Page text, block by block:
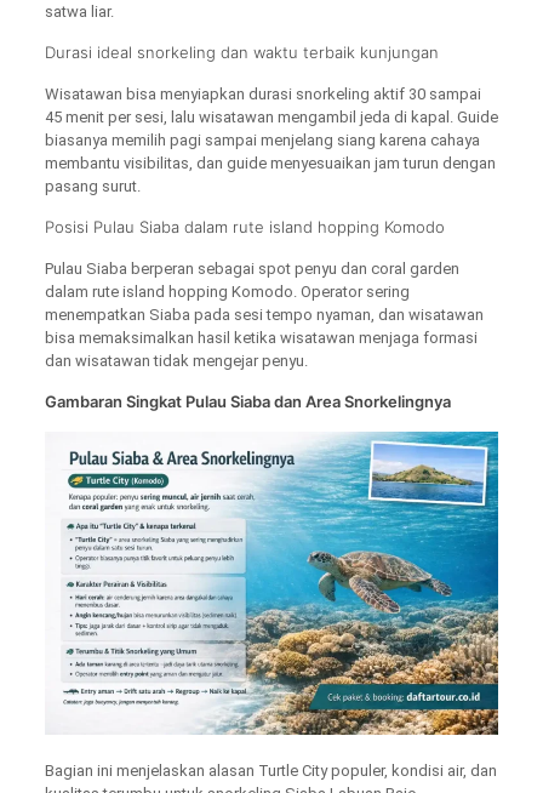
satwa liar.
Durasi ideal snorkeling dan waktu terbaik kunjungan
Wisatawan bisa menyiapkan durasi snorkeling aktif 30 sampai
45 menit per sesi, lalu wisatawan mengambil jeda di kapal. Guide
biasanya memilih pagi sampai menjelang siang karena cahaya
membantu visibilitas, dan guide menyesuaikan jam turun dengan
pasang surut.
Posisi Pulau Siaba dalam rute island hopping Komodo
Pulau Siaba berperan sebagai spot penyu dan coral garden
dalam rute island hopping Komodo. Operator sering
menempatkan Siaba pada sesi tempo nyaman, dan wisatawan
bisa memaksimalkan hasil ketika wisatawan menjaga formasi
dan wisatawan tidak mengejar penyu.
Gambaran Singkat Pulau Siaba dan Area Snorkelingnya
Bagian ini menjelaskan alasan Turtle City populer, kondisi air, dan